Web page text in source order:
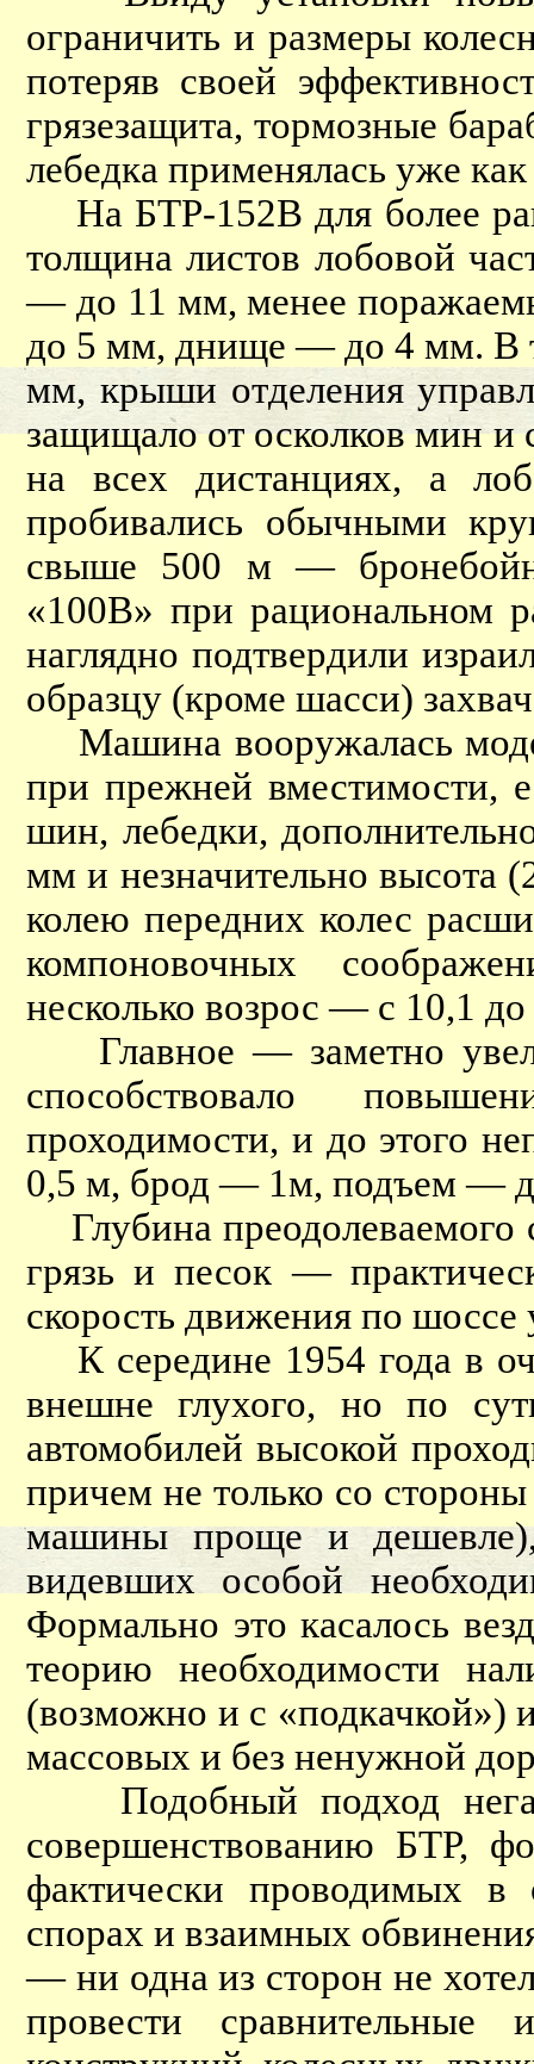
ограничить и размеры
потеряв своей
грязезащита, тормозные
лебедка применялась уже
На БТР-152В для более
толщина листов лобовой
— до 11 мм, менее
до 5 мм, днище — до 4 мм. В
мм, крыши отделения
защищало от осколков мин и
на всех дистанциях, а
пробивались обычными
свыше 500 м —
«100В» при рациональном
наглядно подтвердили
образцу (кроме шасси)
Машина вооружалась
при прежней вместимости,
шин, лебедки,
мм и незначительно
колею передних колес
компоновочных
несколько возрос — с 10,1
Главное — заметно
способствовало
проходимости, и до этого
0,5 м, брод — 1м, подъем —
Глубина преодолеваемого
грязь и песок —
скорость движения по
К середине 1954 года в
внешне глухого, но по
автомобилей высокой
причем не только со
машины проще и дешевле),
видевших особой
Формально это касалось
теорию необходимости
(возможно и с
массовых и без ненужной
Подобный подход
совершенствованию БТР,
фактически проводимых в
спорах и взаимных
— ни одна из сторон не
провести сравнительные